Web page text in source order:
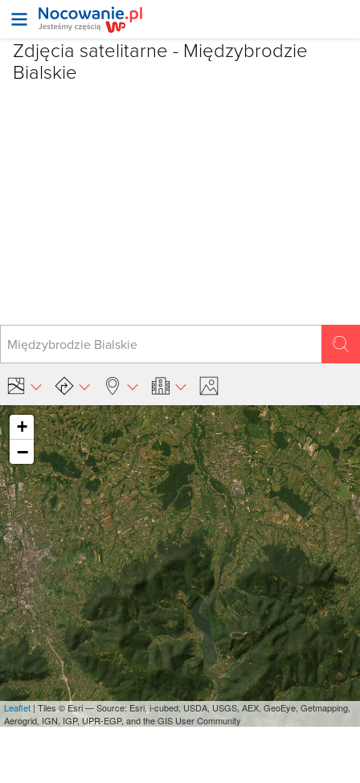
Zdjęcia satelitarne - Międzybrodzie
Bialskie
+
−
Leaflet | Tiles © Esri — Source: Esri, i-cubed, USDA, USGS, AEX, GeoEye, Getmapping,
Aerogrid, IGN, IGP, UPR-EGP, and the GIS User Community